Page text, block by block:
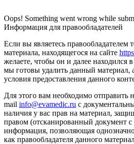
Oops! Something went wrong while
Информация для правообладателей
Если вы являетесь правообладателем
материала, находящегося на сайте
желаете, чтобы он и далее находился
мы готовы удалить данный материал,
условия предоставления данного
Для этого вам необходимо отправить
mail info@evamedic.ru с
наличия у вас прав на материал,
правом (отсканированный документ
информация, позволяющая
как правообладателя данного